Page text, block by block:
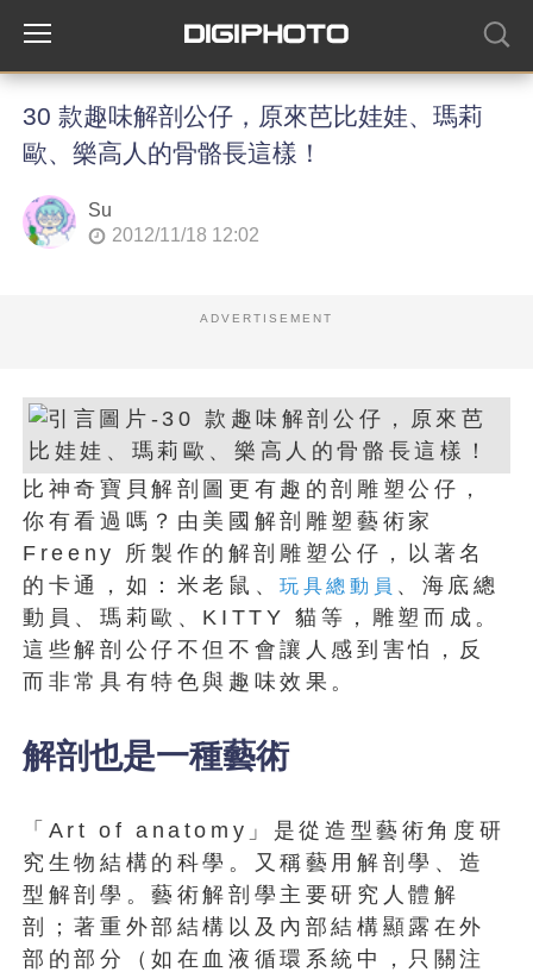
30 款趣味解剖公仔，原來芭比娃娃、瑪莉
歐、樂高人的骨骼長這樣！
Su
2012/11/18 12:02
ADVERTISEMENT
比神奇寶貝解剖圖更有趣的剖雕塑公仔，
你有看過嗎？由美國解剖雕塑藝術家
Freeny 所製作的解剖雕塑公仔，以著名
的卡通，如：米老鼠、玩具總動員 、海底總
動員、瑪莉歐、KITTY 貓等，雕塑而成。
這些解剖公仔不但不會讓人感到害怕，反
而非常具有特色與趣味效果。
解剖也是一種藝術
「Art of anatomy」是從造型藝術角度研
究生物結構的科學。又稱藝用解剖學、造
型解剖學。藝術解剖學主要研究人體解
剖；著重外部結構以及內部結構顯露在外
部的部分（如在血液循環系統中，只關注